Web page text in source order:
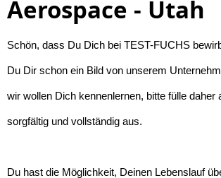
Aerospace - Utah
Schön, dass Du Dich bei TEST-FUCHS
Du Dir schon ein Bild von unserem
wir wollen Dich kennenlernen, bitte fülle daher
sorgfältig und vollständig aus.
Du hast die Möglichkeit, Deinen Lebenslauf